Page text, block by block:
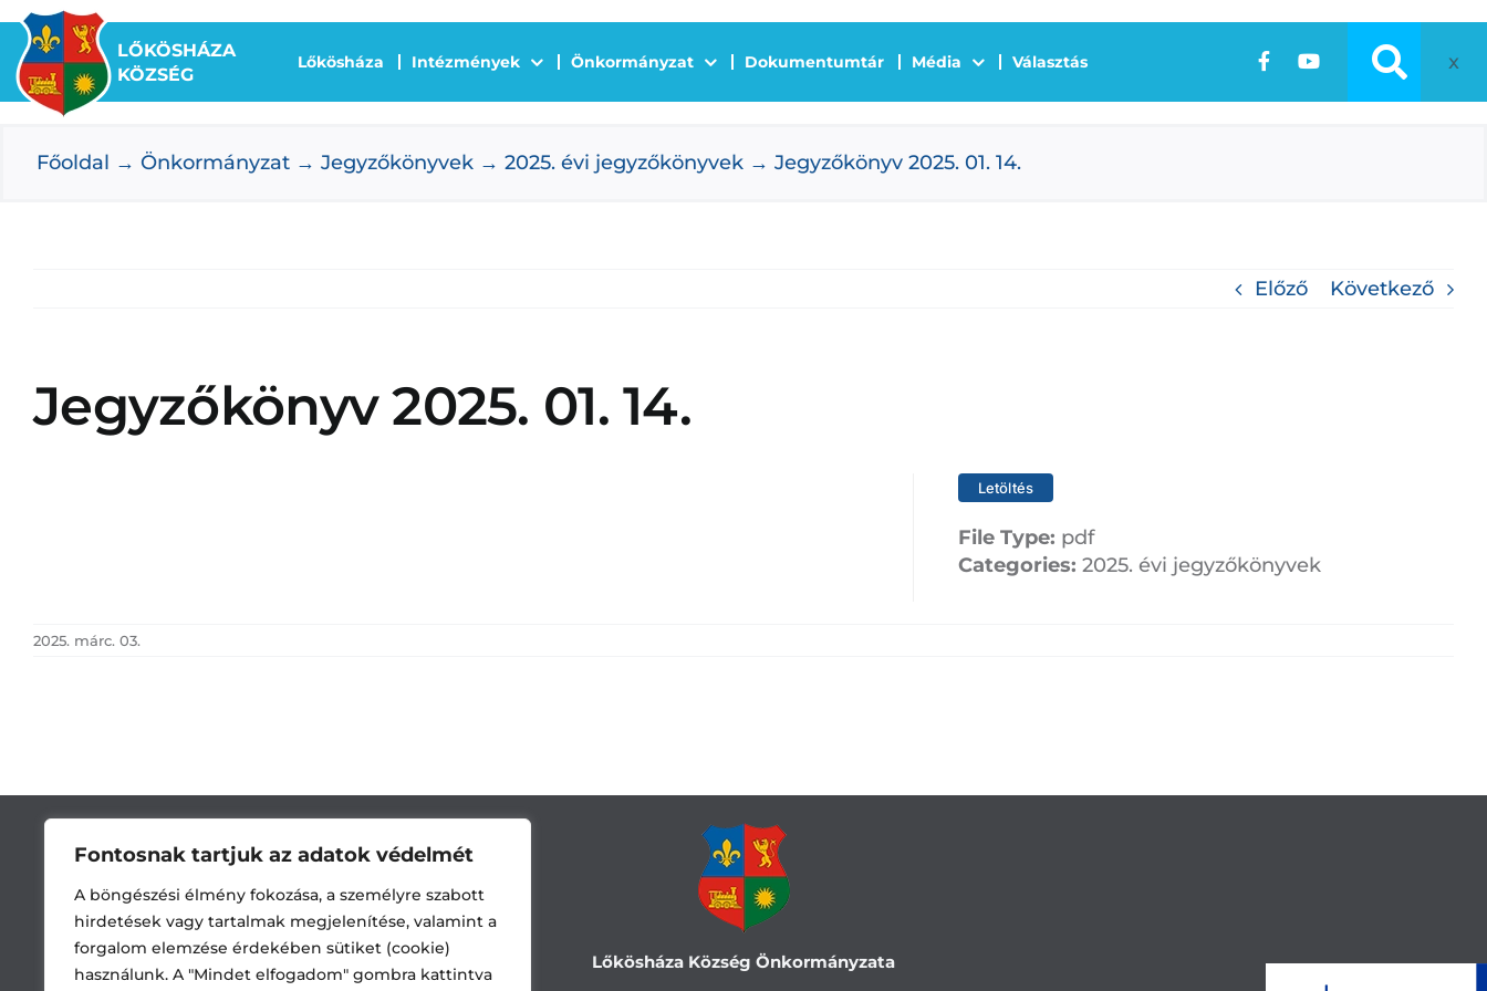
Fontosnak tartjuk az adatok védelmét
A böngészési élmény fokozása, a személyre szabott
hirdetések vagy tartalmak megjelenítése, valamint a
forgalom elemzése érdekében sütiket (cookie)
használunk. A "Mindet elfogadom" gombra kattintva
Kihagyás
LŐKÖSHÁZA
KÖZSÉG
Lőkösháza Intézmények Önkormányzat Dokumentumtár Média Választás x
Főoldal Önkormányzat Jegyzőkönyvek 2025. évi jegyzőkönyvek Jegyzőkönyv 2025. 01. 14.
Előző Következő
Jegyzőkönyv 2025. 01. 14.
Letöltés
File Type: pdf
Categories: 2025. évi jegyzőkönyvek
2025. márc. 03.
Lőkösháza Község Önkormányzata